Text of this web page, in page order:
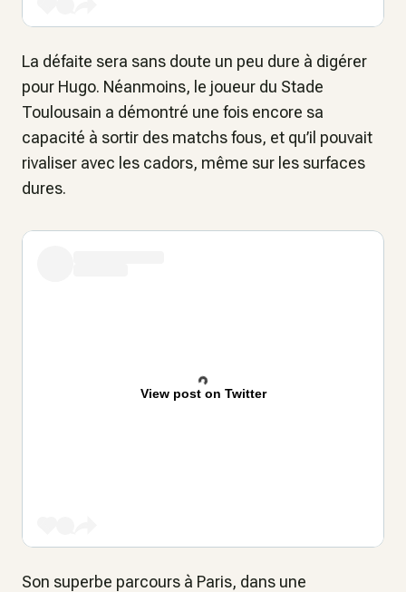
La défaite sera sans doute un peu dure à digérer
pour Hugo. Néanmoins, le joueur du Stade
Toulousain a démontré une fois encore sa
capacité à sortir des matchs fous, et qu’il pouvait
rivaliser avec les cadors, même sur les surfaces
dures.
View post on Twitter
Son superbe parcours à Paris, dans une